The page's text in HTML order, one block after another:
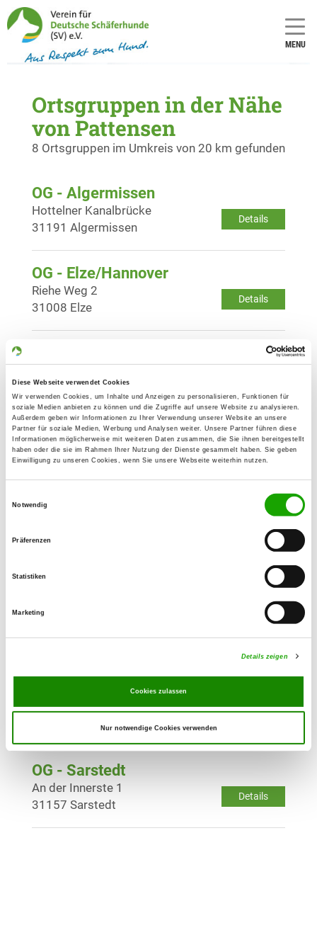
Diese Webseite verwendet Cookies
Wir verwenden Cookies, um Inhalte und Anzeigen zu personalisieren, Funktionen für
soziale Medien anbieten zu können und die Zugriffe auf unsere Website zu analysieren.
Außerdem geben wir Informationen zu Ihrer Verwendung unserer Website an unsere
Partner für soziale Medien, Werbung und Analysen weiter. Unsere Partner führen diese
Informationen möglicherweise mit weiteren Daten zusammen, die Sie ihnen bereitgestellt
haben oder die sie im Rahmen Ihrer Nutzung der Dienste gesammelt haben. Sie geben
Einwilligung zu unseren Cookies, wenn Sie unsere Webseite weiterhin nutzen.
Notwendig
Präferenzen
Statistiken
Marketing
Details zeigen
Cookies zulassen
Nur notwendige Cookies verwenden
MENU
Ortsgruppen in der Nähe
von Pattensen
8 Ortsgruppen im Umkreis von 20 km gefunden
OG - Algermissen
Details
Hottelner Kanalbrücke
31191 Algermissen
OG - Elze/Hannover
Details
Riehe Weg 2
31008 Elze
30519 Hannover
OG - Hannover-Ricklingen
Details
Vor der Kornhast 16
30459 Hannover
OG - Hildesheim-West
Details
31137 Hildesheim-Himmelsthür
Details
Wiesenstr. 90
OG - Gronau 2012
Am Windmühlenberg (unterhalb
Stadtpark)
31028 Gronau (Leine)
OG - Sarstedt
Details
An der Innerste 1
31157 Sarstedt